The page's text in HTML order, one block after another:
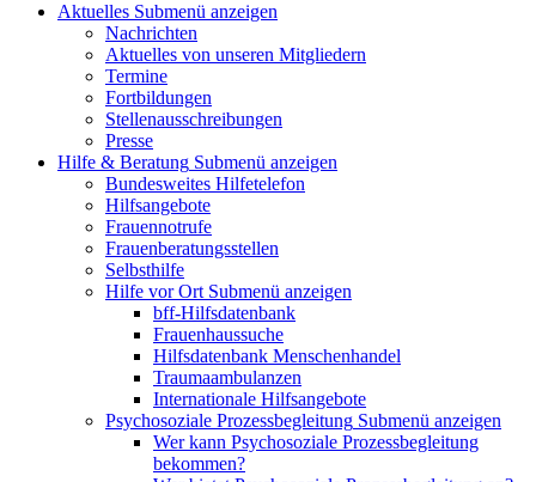
Aktuelles Submenü anzeigen
Nachrichten
Aktuelles von unseren Mitgliedern
Termine
Fortbildungen
Stellenausschreibungen
Presse
Hilfe & Beratung Submenü anzeigen
Bundesweites Hilfetelefon
Hilfsangebote
Frauennotrufe
Frauenberatungsstellen
Selbsthilfe
Hilfe vor Ort Submenü anzeigen
bff-Hilfsdatenbank
Frauenhaussuche
Hilfsdatenbank Menschenhandel
Traumaambulanzen
Internationale Hilfsangebote
Psychosoziale Prozessbegleitung Submenü anzeigen
Wer kann Psychosoziale Prozessbegleitung
bekommen?